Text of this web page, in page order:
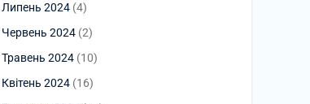
Липень 2024 (4)
Червень 2024 (2)
Травень 2024 (10)
Квітень 2024 (16)